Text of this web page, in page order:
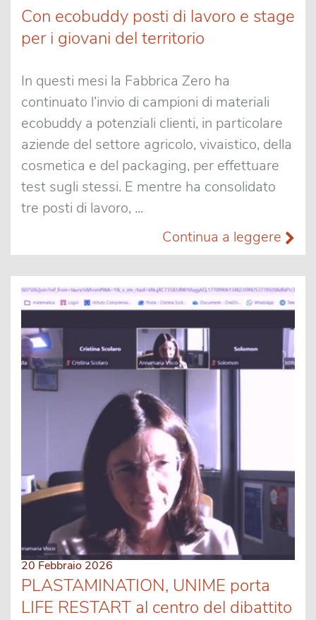
Con ecobuddy posti di lavoro e stage
per i giovani del territorio
In questi mesi la Fabbrica Zero ha
continuato l’invio di campioni di materiali
ecobuddy a potenziali clienti, in particolare
aziende del settore agricolo, vivaistico, della
cosmetica e del packaging, per effettuare
test sugli stessi. E mentre ha consolidato
tre posti di lavoro, ...
Continua a leggere
20 Febbraio 2026
PLASTAMINATION, UNIME porta
LIFE RESTART al centro del dibattito